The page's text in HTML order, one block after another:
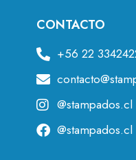
CONTACTO
+56 22
@stampados.cl
@stampados.cl